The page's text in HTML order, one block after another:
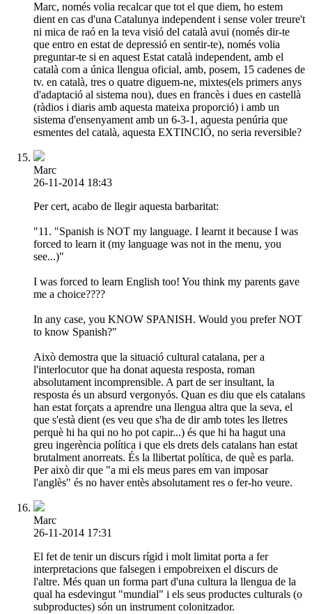
Marc, només volia recalcar que tot el que diem, ho estem
dient en cas d'una Catalunya independent i sense voler treure't
ni mica de raó en la teva visió del català avui (només dir-te
que entro en estat de depressió en sentir-te), només volia
preguntar-te si en aquest Estat català independent, amb el
català com a única llengua oficial, amb, posem, 15 cadenes de
tv. en català, tres o quatre diguem-ne, mixtes(els primers anys
d'adaptació al sistema nou), dues en francès i dues en castellà
(ràdios i diaris amb aquesta mateixa proporció) i amb un
sistema d'ensenyament amb un 6-3-1, aquesta penúria que
esmentes del català, aquesta EXTINCIÓ, no seria reversible?
Marc
26-11-2014 18:43
Per cert, acabo de llegir aquesta barbaritat:
"11. "Spanish is NOT my language. I learnt it because I was
forced to learn it (my language was not in the menu, you
see...)"
I was forced to learn English too! You think my parents gave
me a choice????
In any case, you KNOW SPANISH. Would you prefer NOT
to know Spanish?"
Això demostra que la situació cultural catalana, per a
l'interlocutor que ha donat aquesta resposta, roman
absolutament incomprensible. A part de ser insultant, la
resposta és un absurd vergonyós. Quan es diu que els catalans
han estat forçats a aprendre una llengua altra que la seva, el
que s'està dient (es veu que s'ha de dir amb totes les lletres
perquè hi ha qui no ho pot capir...) és que hi ha hagut una
greu ingerència política i que els drets dels catalans han estat
brutalment anorreats. És la llibertat política, de què es parla.
Per això dir que "a mi els meus pares em van imposar
l'anglès" és no haver entès absolutament res o fer-ho veure.
Marc
26-11-2014 17:31
El fet de tenir un discurs rígid i molt limitat porta a fer
interpretacions que falsegen i empobreixen el discurs de
l'altre. Més quan un forma part d'una cultura la llengua de la
qual ha esdevingut "mundial" i els seus productes culturals (o
subproductes) són un instrument colonitzador.